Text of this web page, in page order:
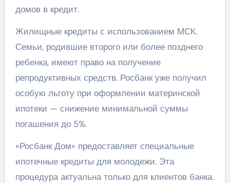
домов в кредит.
Жилищные кредиты с использованием МСК.
Семьи, родившие второго или более позднего
ребенка, имеют право на получение
репродуктивных средств. Росбанк уже получил
особую льготу при оформлении материнской
ипотеки — снижение минимальной суммы
погашения до 5%.
«Росбанк Дом» предоставляет специальные
ипотечные кредиты для молодежи. Эта
процедура актуальна только для клиентов банка.